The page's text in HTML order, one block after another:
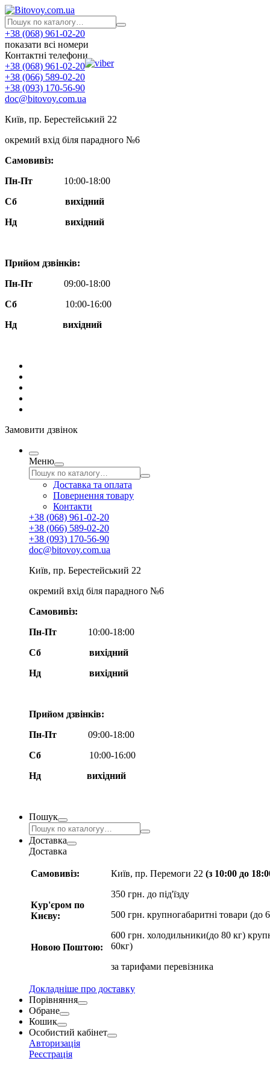
+38 (068) 961-02-20
показати всі номери
Контактні телефони
+38 (068) 961-02-20
+38 (066) 589-02-20
+38 (093) 170-56-90
doc@bitovoy.com.ua
Київ, пр. Берестейський 22
окремий вхід біля парадного №6
Самовивіз:
Пн-Пт
10:00-18:00
Сб
вихідний
Нд
вихідний
Прийом дзвінків:
Пн-Пт
09:00-18:00
Сб
10:00-16:00
Нд вихідний
Замовити дзвінок
Меню
Доставка та оплата
Повернення товару
Контакти
+38 (068) 961-02-20
+38 (066) 589-02-20
+38 (093) 170-56-90
doc@bitovoy.com.ua
Київ, пр. Берестейський 22
окремий вхід біля парадного №6
Самовивіз:
Пн-Пт
10:00-18:00
Сб
вихідний
Нд
вихідний
Прийом дзвінків:
Пн-Пт
09:00-18:00
Сб
10:00-16:00
Нд вихідний
Пошук
Доставка
Доставка
Самовивіз:
Кур'єром по
Києву:
Новою Поштою:
Київ, пр. Перемоги 22 (з 10:00 до
350 грн. до під'їзду
500 грн. крупногабаритні товари (до
600 грн. холодильники(до 80 кг)
60кг)
за тарифами перевізника
Докладніше про доставку
Порівняння
Обране
Кошик
Особистий кабінет
Авторизація
Реєстрація